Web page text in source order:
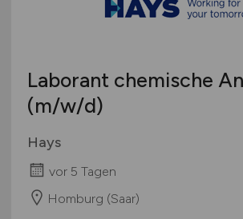
Laborant chemische
(m/w/d)
Hays
vor 5 Tagen
Homburg (Saar)